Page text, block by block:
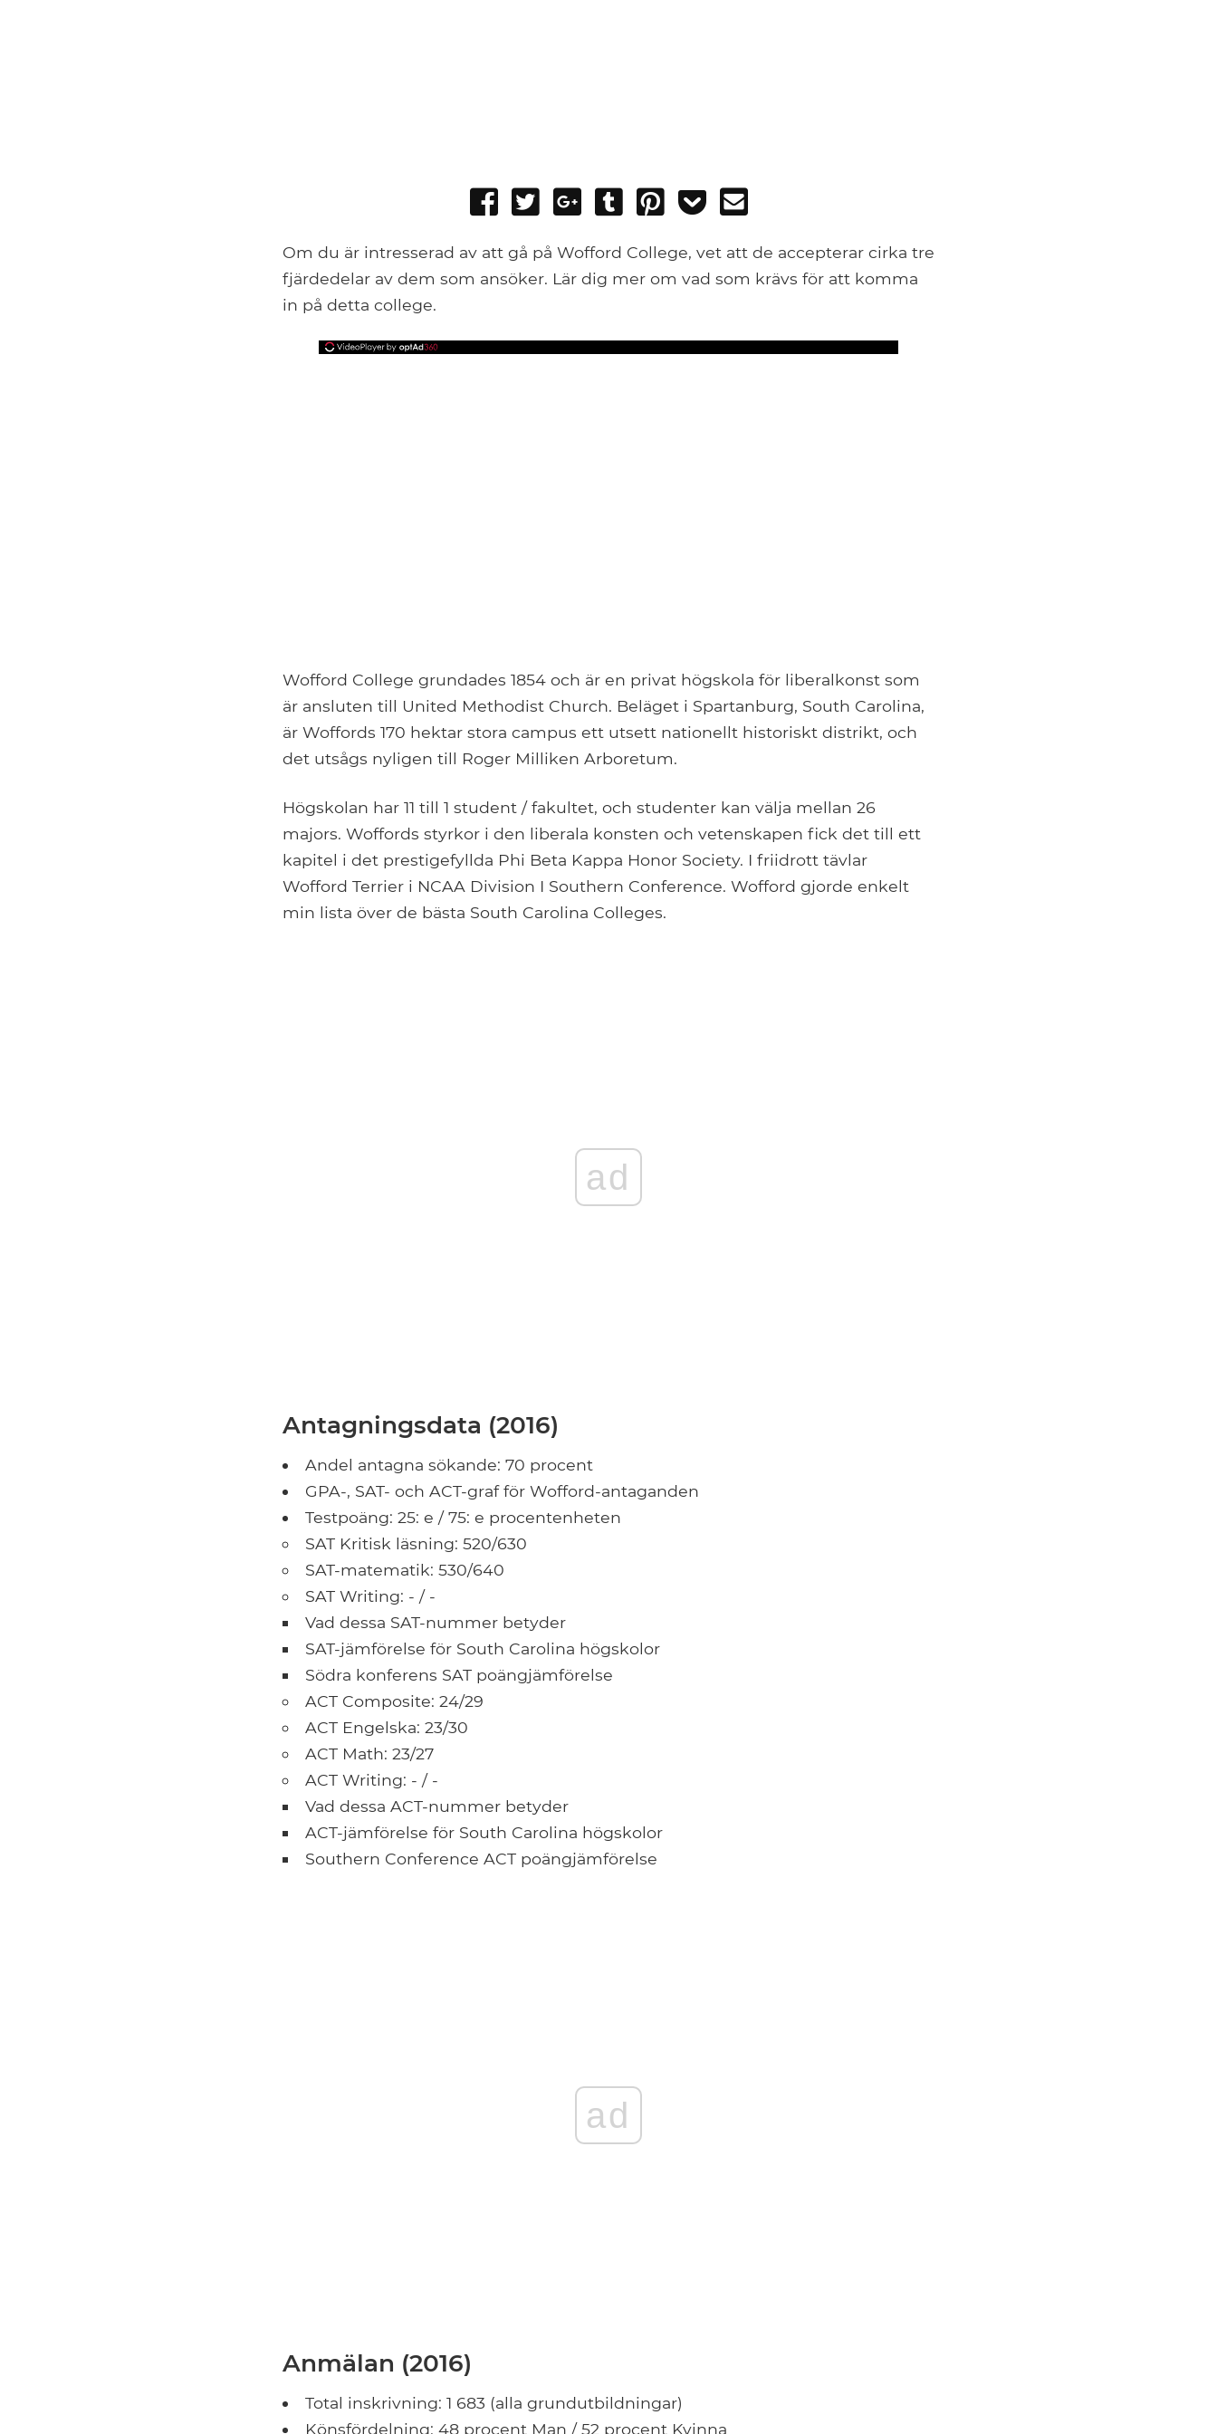
Share
Facebook
Tweet
Share
Google+
Post
Tumblr
Pin
Add
Pocket
Om du är intresserad av att gå på Wofford College, vet att de accepterar cirka tre
fjärdedelar av dem som ansöker. Lär dig mer om vad som krävs för att komma
in på detta college.
Wofford College grundades 1854 och är en privat högskola för liberalkonst som
är ansluten till United Methodist Church. Beläget i Spartanburg, South Carolina,
är Woffords 170 hektar stora campus ett utsett nationellt historiskt distrikt, och
det utsågs nyligen till Roger Milliken Arboretum.
Högskolan har 11 till 1 student / fakultet, och studenter kan välja mellan 26
majors. Woffords styrkor i den liberala konsten och vetenskapen fick det till ett
kapitel i det prestigefyllda Phi Beta Kappa Honor Society. I friidrott tävlar
Wofford Terrier i NCAA Division I Southern Conference. Wofford gjorde enkelt
min lista över de bästa South Carolina Colleges.
ad
Antagningsdata (2016)
Andel antagna sökande: 70 procent
GPA-, SAT- och ACT-graf för Wofford-antaganden
Testpoäng: 25: e / 75: e procentenheten
SAT Kritisk läsning: 520/630
SAT-matematik: 530/640
SAT Writing: - / -
Vad dessa SAT-nummer betyder
SAT-jämförelse för South Carolina högskolor
Södra konferens SAT poängjämförelse
ACT Composite: 24/29
ACT Engelska: 23/30
ACT Math: 23/27
ACT Writing: - / -
Vad dessa ACT-nummer betyder
ACT-jämförelse för South Carolina högskolor
Southern Conference ACT poängjämförelse
ad
Anmälan (2016)
Total inskrivning: 1 683 (alla grundutbildningar)
Könsfördelning: 48 procent Man / 52 procent Kvinna